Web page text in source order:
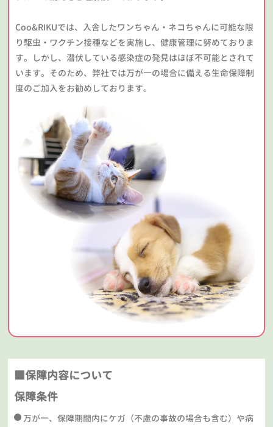
Coo&RIKUでは、入舎したワンちゃん・ネコちゃんに可能な限
り駆虫・ワクチン接種などを実施し、健康管理に努めておりま
す。しかし、潜伏している感染症の発見はほぼ不可能とされて
います。そのため、弊社では万が一の場合に備える生命保障制
度のご加入をお勧めしております。
■保障内容について
保障条件
万が一、保障期間内にケガ（不慮の事故の場合も含む）や病